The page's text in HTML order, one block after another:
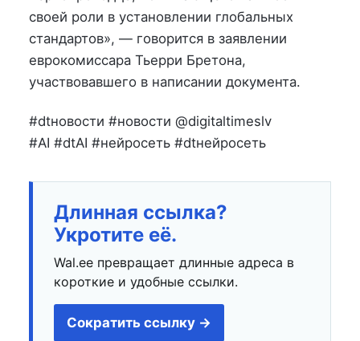
своей роли в установлении глобальных
стандартов», — говорится в заявлении
еврокомиссара Тьерри Бретона,
участвовавшего в написании документа.
#dtновости #новости @digitaltimeslv
#AI #dtAI #нейросеть #dtнейросеть
Длинная ссылка?
Укротите её.
Wal.ee превращает длинные адреса в
короткие и удобные ссылки.
Сократить ссылку →